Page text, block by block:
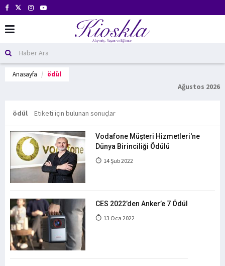
Anasayfa ödül
Ağustos 2026
ödül Etiketi için bulunan sonuçlar
Vodafone Müşteri Hizmetleri'ne
Dünya Birinciliği Ödülü
14 Şub 2022
CES 2022’den Anker’e 7 Ödül
13 Oca 2022